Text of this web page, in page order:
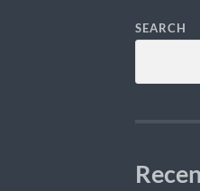
SEARCH